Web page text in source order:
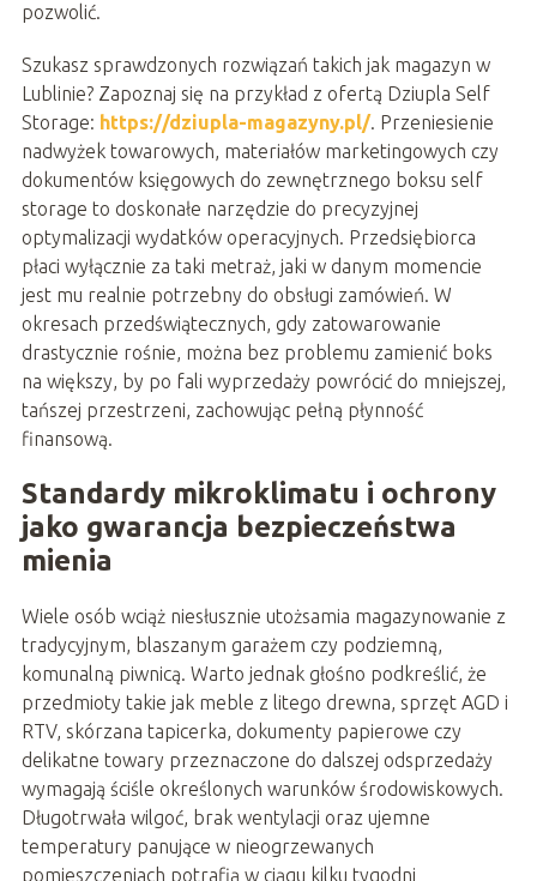
pozwolić.
Szukasz sprawdzonych rozwiązań takich jak magazyn w
Lublinie? Zapoznaj się na przykład z ofertą Dziupla Self
Storage: https://dziupla-magazyny.pl/. Przeniesienie
nadwyżek towarowych, materiałów marketingowych czy
dokumentów księgowych do zewnętrznego boksu self
storage to doskonałe narzędzie do precyzyjnej
optymalizacji wydatków operacyjnych. Przedsiębiorca
płaci wyłącznie za taki metraż, jaki w danym momencie
jest mu realnie potrzebny do obsługi zamówień. W
okresach przedświątecznych, gdy zatowarowanie
drastycznie rośnie, można bez problemu zamienić boks
na większy, by po fali wyprzedaży powrócić do mniejszej,
tańszej przestrzeni, zachowując pełną płynność
finansową.
Standardy mikroklimatu i ochrony
jako gwarancja bezpieczeństwa
mienia
Wiele osób wciąż niesłusznie utożsamia magazynowanie z
tradycyjnym, blaszanym garażem czy podziemną,
komunalną piwnicą. Warto jednak głośno podkreślić, że
przedmioty takie jak meble z litego drewna, sprzęt AGD i
RTV, skórzana tapicerka, dokumenty papierowe czy
delikatne towary przeznaczone do dalszej odsprzedaży
wymagają ściśle określonych warunków środowiskowych.
Długotrwała wilgoć, brak wentylacji oraz ujemne
temperatury panujące w nieogrzewanych
pomieszczeniach potrafią w ciągu kilku tygodni